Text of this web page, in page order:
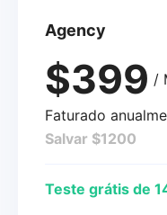
Agency
$399 /
Faturado
Salvar $1200
Teste grátis de